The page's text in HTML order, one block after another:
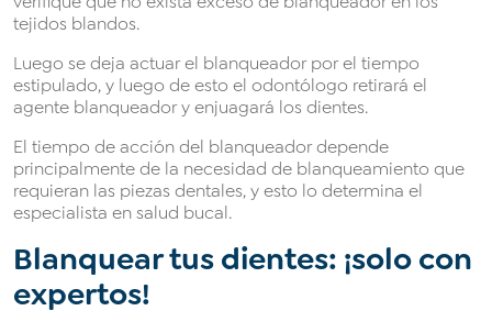
tejidos blandos.
Luego se deja actuar el blanqueador por el tiempo
estipulado, y luego de esto el odontólogo retirará el
agente blanqueador y enjuagará los dientes.
El tiempo de acción del blanqueador depende
principalmente de la necesidad de blanqueamiento que
requieran las piezas dentales, y esto lo determina el
especialista en salud bucal.
Blanquear tus dientes: ¡solo con
expertos!